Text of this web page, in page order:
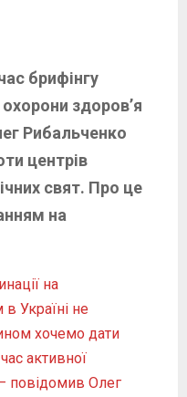
брифінгу
здоров’я
Рибальченко
центрів
свят. Про це
на
на
в Україні не
хочемо дати
активної
повідомив Олег